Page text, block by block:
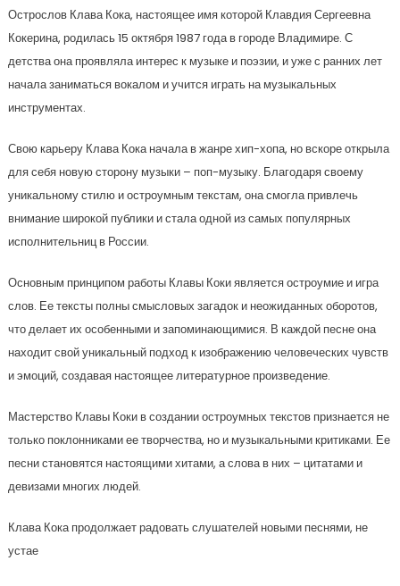
Острослов Клава Кока, настоящее имя которой Клавдия Сергеевна
Кокерина, родилась 15 октября 1987 года в городе Владимире. С
детства она проявляла интерес к музыке и поэзии, и уже с ранних лет
начала заниматься вокалом и учится играть на музыкальных
инструментах.
Свою карьеру Клава Кока начала в жанре хип-хопа, но вскоре открыла
для себя новую сторону музыки – поп-музыку. Благодаря своему
уникальному стилю и остроумным текстам, она смогла привлечь
внимание широкой публики и стала одной из самых популярных
исполнительниц в России.
Основным принципом работы Клавы Коки является остроумие и игра
слов. Ее тексты полны смысловых загадок и неожиданных оборотов,
что делает их особенными и запоминающимися. В каждой песне она
находит свой уникальный подход к изображению человеческих чувств
и эмоций, создавая настоящее литературное произведение.
Мастерство Клавы Коки в создании остроумных текстов признается не
только поклонниками ее творчества, но и музыкальными критиками. Ее
песни становятся настоящими хитами, а слова в них – цитатами и
девизами многих людей.
Клава Кока продолжает радовать слушателей новыми песнями, не
устае